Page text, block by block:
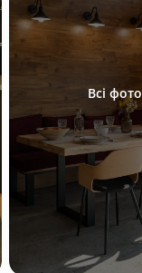
Всі фото